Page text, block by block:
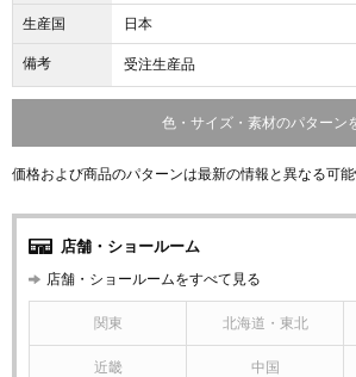
生産国 日本
備考 受注生産品
色・サイズ・素材のパターン
価格および商品のパターンは最新の情報と異なる可
店舗・ショールーム
店舗・ショールームをすべて見る
関東 北海道・東北
近畿 中国